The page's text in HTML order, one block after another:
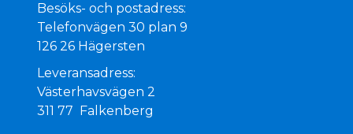
Besöks- och postadress:
Telefonvägen 30 plan 9
126 26 Hägersten
Leveransadress:
Västerhavsvägen 2
311 77 Falkenberg